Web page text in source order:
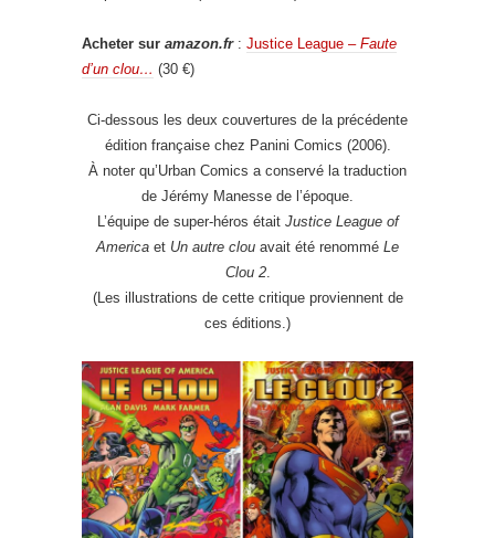
Acheter sur amazon.fr: Justice League – Faute
d’un clou… (30 €)
Ci-dessous les deux couvertures de la précédente
édition française chez Panini Comics (2006).
À noter qu’Urban Comics a conservé la traduction
de Jérémy Manesse de l’époque.
L’équipe de super-héros était Justice League of
America et Un autre clou avait été renommé Le
Clou 2.
(Les illustrations de cette critique proviennent de
ces éditions.)